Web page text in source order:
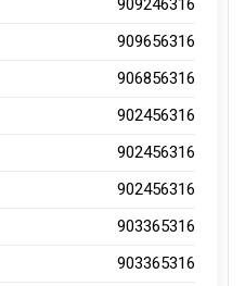
909246316
909656316
906856316
902456316
902456316
902456316
903365316
903365316